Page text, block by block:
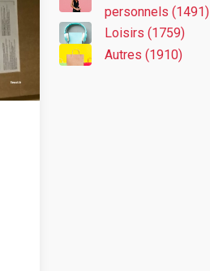
personnels (1491)
Loisirs (1759)
Autres (1910)